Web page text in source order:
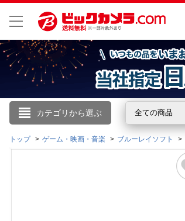
カテゴリから選ぶ 全ての商品
こんにちは
ログイン
トップ ゲーム・映画・音楽 ブルーレイソフト